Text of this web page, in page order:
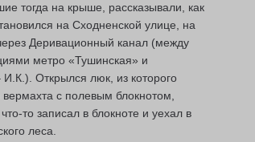
тогда на крыше, рассказывали, как
на Сходненской улице, на
Деривационный канал (между
метро «Тушинская» и
Открылся люк, из которого
с полевым блокнотом,
то записал в блокноте и уехал в
леса.